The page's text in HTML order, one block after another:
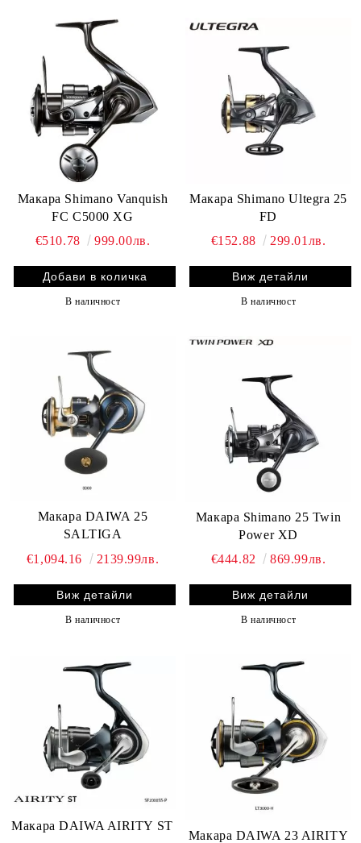
Макара Shimano Vanquish
FC C5000 XG
€510.78
999.00лв.
В наличност
Макара Shimano Ultegra 25
FD
€152.88
299.01лв.
Виж детайли
В наличност
Макара DAIWA 25
SALTIGA
€1,094.16
2139.99лв.
Виж детайли
В наличност
Макара Shimano 25 Twin
Power XD
€444.82
869.99лв.
Виж детайли
В наличност
Макара DAIWA AIRITY ST
Макара DAIWA 23 AIRITY